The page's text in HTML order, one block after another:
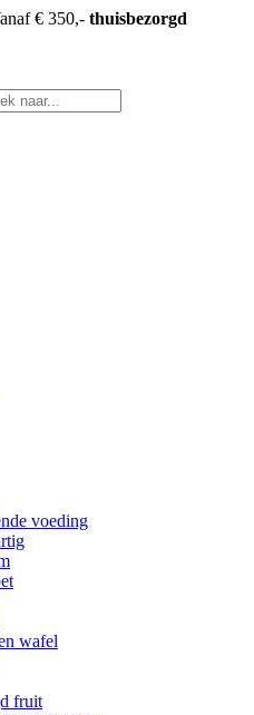
€ 350,- thuisbezorgd
voeding
wafel
fruit